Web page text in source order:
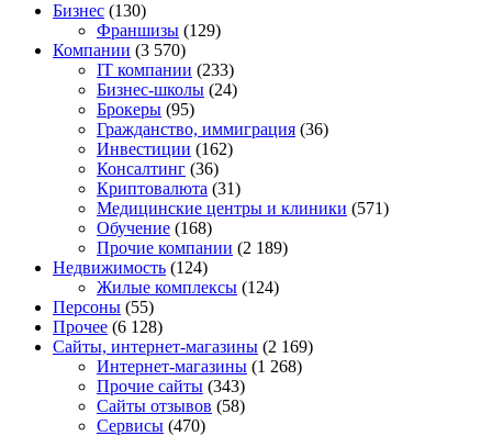
Бизнес (130)
Франшизы (129)
Компании (3 570)
IT компании (233)
Бизнес-школы (24)
Брокеры (95)
Гражданство, иммиграция (36)
Инвестиции (162)
Консалтинг (36)
Криптовалюта (31)
Медицинские центры и клиники (571)
Обучение (168)
Прочие компании (2 189)
Недвижимость (124)
Жилые комплексы (124)
Персоны (55)
Прочее (6 128)
Сайты, интернет-магазины (2 169)
Интернет-магазины (1 268)
Прочие сайты (343)
Сайты отзывов (58)
Сервисы (470)